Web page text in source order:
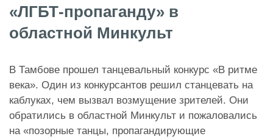
«ЛГБТ-пропаганду» в
областной Минкульт
В Тамбове прошел танцевальный конкурс «В ритме
века». Один из конкурсантов решил станцевать на
каблуках, чем вызвал возмущение зрителей. Они
обратились в областной Минкульт и пожаловались
на «позорные танцы, пропагандирующие